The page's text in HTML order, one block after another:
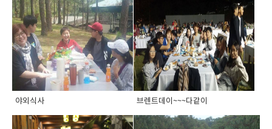
야외식사 브렌트데이~~~다같이